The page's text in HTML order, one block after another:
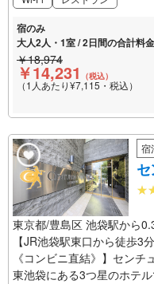
宿のみ
大人2人・1室 / 2日間の合計料金
￥18,974
￥14,231 （税込）
（1人あたり¥7,115・税込）
宿
東京都/豊島区 池袋駅から
【JR池袋駅東口から徒歩3
《コンビニ直結》】セン
東池袋にある3つ星のホテル